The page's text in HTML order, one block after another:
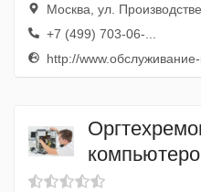
Москва, ул.
+7 (499) 703-06-...
http://